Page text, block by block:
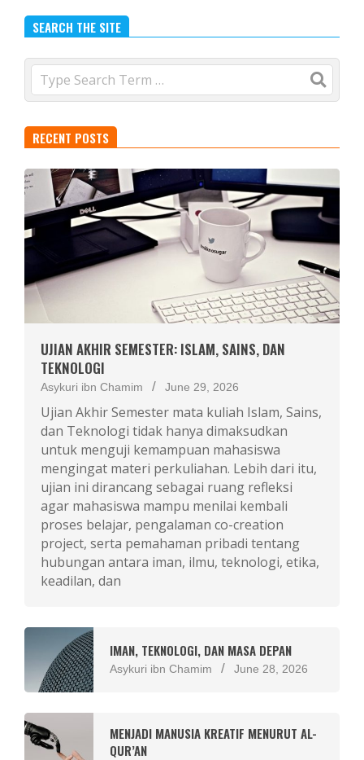
SEARCH THE SITE
Search
RECENT POSTS
UJIAN AKHIR SEMESTER: ISLAM, SAINS, DAN
TEKNOLOGI
Asykuri ibn Chamim June 29, 2026
Ujian Akhir Semester mata kuliah Islam, Sains,
dan Teknologi tidak hanya dimaksudkan
untuk menguji kemampuan mahasiswa
mengingat materi perkuliahan. Lebih dari itu,
ujian ini dirancang sebagai ruang refleksi
agar mahasiswa mampu menilai kembali
proses belajar, pengalaman co-creation
project, serta pemahaman pribadi tentang
hubungan antara iman, ilmu, teknologi, etika,
keadilan, dan
IMAN, TEKNOLOGI, DAN MASA DEPAN
Asykuri ibn Chamim June 28, 2026
MENJADI MANUSIA KREATIF MENURUT AL-
QUR’AN